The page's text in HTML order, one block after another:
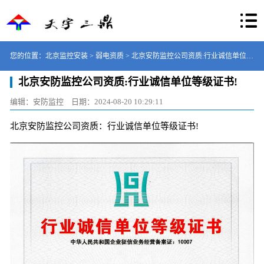
您的位置： 北京监控安装 > 弱电资质 > 北京安防监控公司资质:行业诚信单位等
级证书!
北京安防监控公司资质:行业诚信单位等级证书!
编辑：安防监控 日期： 2024-08-20 10:29:11
北京安防监控公司资质：行业诚信单位等级证书!